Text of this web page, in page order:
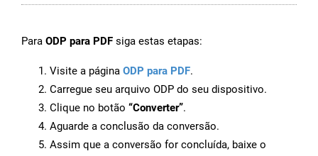
Para ODP para PDF siga estas etapas:
Visite a página ODP para PDF.
Carregue seu arquivo ODP do seu dispositivo.
Clique no botão “Converter”.
Aguarde a conclusão da conversão.
Assim que a conversão for concluída, baixe o